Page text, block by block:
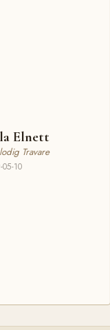
Elnett
Travare
10